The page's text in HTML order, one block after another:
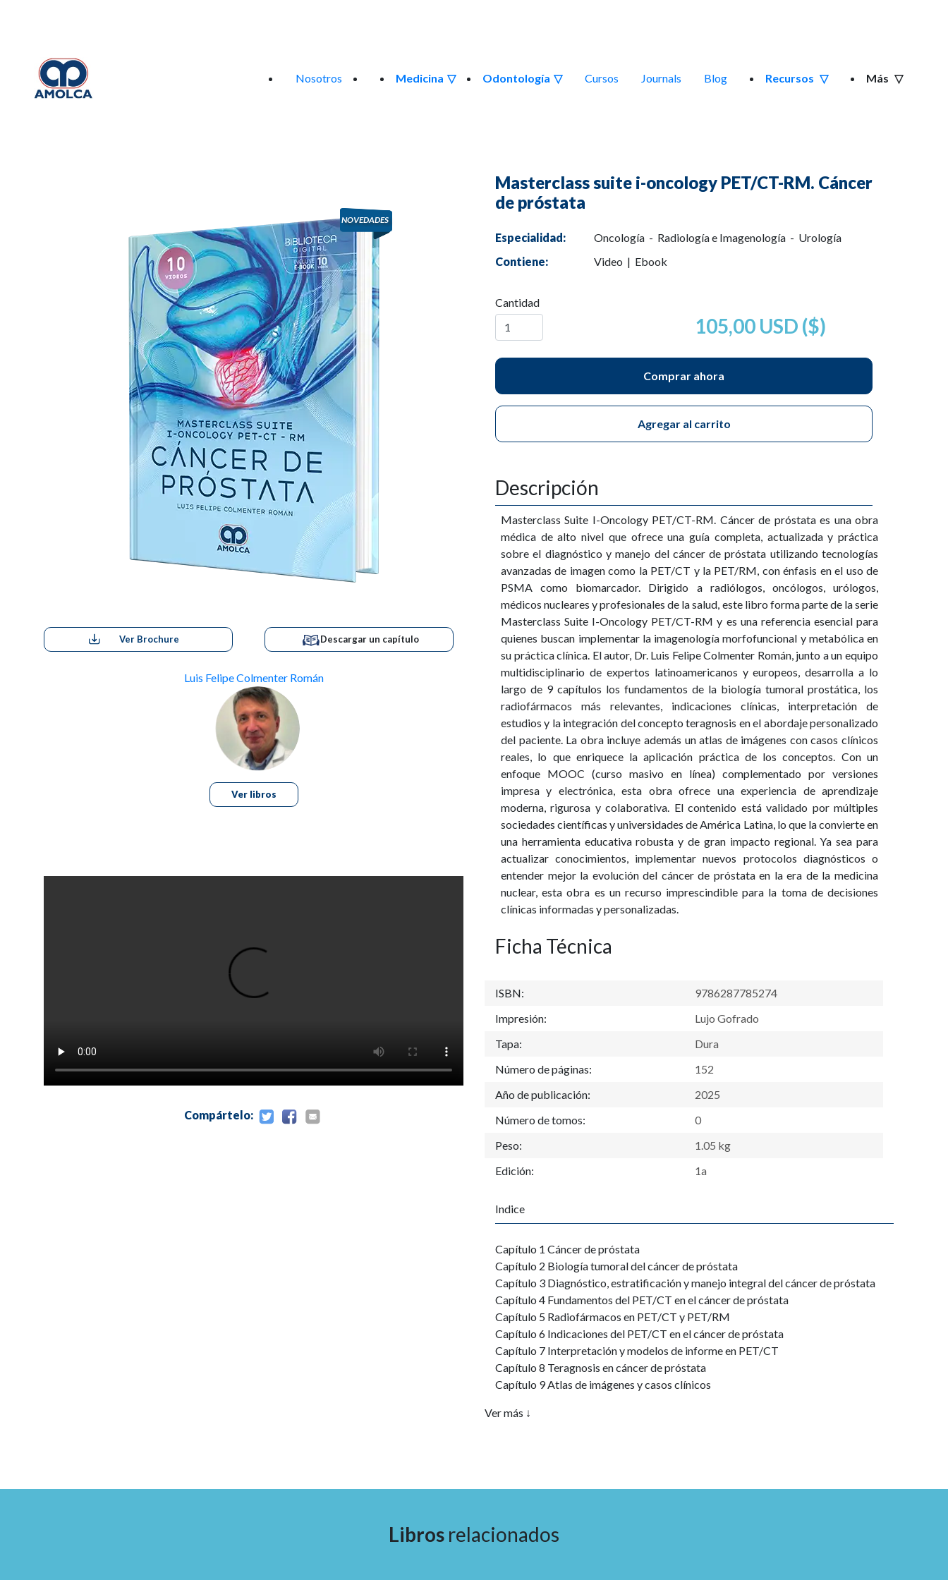
Nosotros Medicina Odontología Cursos Journals Blog Recursos Más
Ver Brochure Descargar un capítulo
Luis Felipe Colmenter Román
Ver libros
Masterclass suite i-oncology PET/CT-RM. Cáncer
de próstata
Especialidad:
Oncología - Radiología e Imagenología - Urología
Contiene:
Video | Ebook
Cantidad
105,00 USD ($)
Comprar ahora
Agregar al carrito
Descripción
Masterclass Suite I-Oncology PET/CT-RM. Cáncer de próstata es una obra
médica de alto nivel que ofrece una guía completa, actualizada y práctica
sobre el diagnóstico y manejo del cáncer de próstata utilizando tecnologías
avanzadas de imagen como la PET/CT y la PET/RM, con énfasis en el uso de
PSMA como biomarcador. Dirigido a radiólogos, oncólogos, urólogos,
médicos nucleares y profesionales de la salud, este libro forma parte de la serie
Masterclass Suite I-Oncology PET/CT-RM y es una referencia esencial para
quienes buscan implementar la imagenología morfofuncional y metabólica en
su práctica clínica. El autor, Dr. Luis Felipe Colmenter Román, junto a un equipo
multidisciplinario de expertos latinoamericanos y europeos, desarrolla a lo
largo de 9 capítulos los fundamentos de la biología tumoral prostática, los
radiofármacos más relevantes, indicaciones clínicas, interpretación de
estudios y la integración del concepto teragnosis en el abordaje personalizado
del paciente. La obra incluye además un atlas de imágenes con casos clínicos
reales, lo que enriquece la aplicación práctica de los conceptos. Con un
enfoque MOOC (curso masivo en línea) complementado por versiones
impresa y electrónica, esta obra ofrece una experiencia de aprendizaje
moderna, rigurosa y colaborativa. El contenido está validado por múltiples
sociedades científicas y universidades de América Latina, lo que la convierte en
una herramienta educativa robusta y de gran impacto regional. Ya sea para
actualizar conocimientos, implementar nuevos protocolos diagnósticos o
entender mejor la evolución del cáncer de próstata en la era de la medicina
nuclear, esta obra es un recurso imprescindible para la toma de decisiones
clínicas informadas y personalizadas.
Ficha Técnica
ISBN:
9786287785274
Impresión:
Lujo Gofrado
Tapa:
Dura
Número de páginas:
152
Año de publicación:
2025
Número de tomos:
0
Peso:
1.05 kg
Edición:
1a
Indice
Capítulo 1 Cáncer de próstata
Capítulo 2 Biología tumoral del cáncer de próstata
Capítulo 3 Diagnóstico, estratificación y manejo integral del cáncer de próstata
Capítulo 4 Fundamentos del PET/CT en el cáncer de próstata
Capítulo 5 Radiofármacos en PET/CT y PET/RM
Capítulo 6 Indicaciones del PET/CT en el cáncer de próstata
Capítulo 7 Interpretación y modelos de informe en PET/CT
Capítulo 8 Teragnosis en cáncer de próstata
Capítulo 9 Atlas de imágenes y casos clínicos
Ver más ↓
Libros relacionados